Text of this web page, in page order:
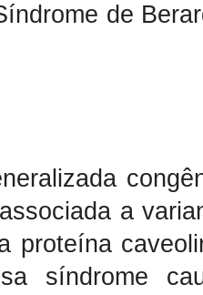
de
a
proteína
síndrome